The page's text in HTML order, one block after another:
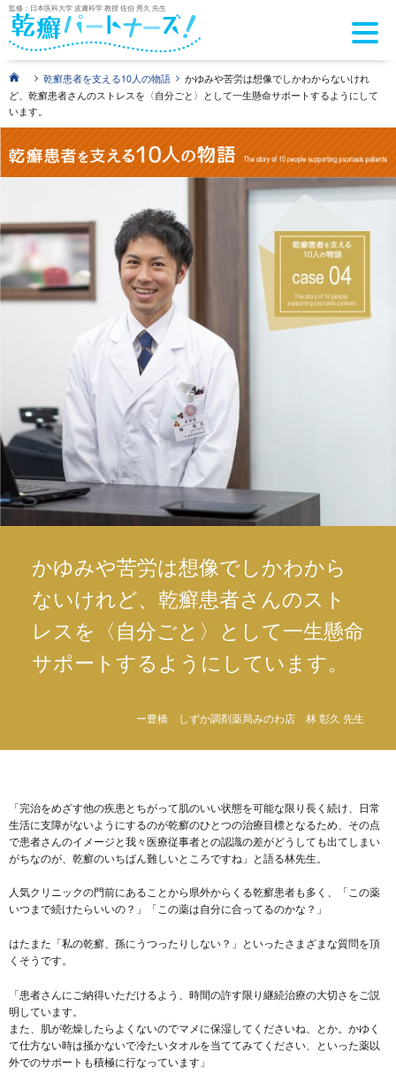
監修：日本医科大学 皮膚科学 教授 佐伯 秀久 先生
> 乾癬患者を支える10人の物語 > かゆみや苦労は想像でしかわからないけれ
ど、乾癬患者さんのストレスを〈自分ごと〉として一生懸命サポートするようにして
います。
かゆみや苦労は想像でしかわから
ないけれど、乾癬患者さんのスト
レスを〈自分ごと〉として一生懸命
サポートするようにしています。
ー豊橋 しずか調剤薬局みのわ店 林 彰久 先生
「完治をめざす他の疾患とちがって肌のいい状態を可能な限り長く続け、日常
生活に支障がないようにするのが乾癬のひとつの治療目標となるため、その点
で患者さんのイメージと我々医療従事者との認識の差がどうしても出てしまい
がちなのが、乾癬のいちばん難しいところですね」と語る林先生。
人気クリニックの門前にあることから県外からくる乾癬患者も多く、「この薬
いつまで続けたらいいの？」「この薬は自分に合ってるのかな？」
はたまた「私の乾癬、孫にうつったりしない？」といったさまざまな質問を頂
くそうです。
「患者さんにご納得いただけるよう、時間の許す限り継続治療の大切さをご説
明しています。
また、肌が乾燥したらよくないのでマメに保湿してくださいね、とか。かゆく
て仕方ない時は掻かないで冷たいタオルを当ててみてください、といった薬以
外でのサポートも積極に行なっています」